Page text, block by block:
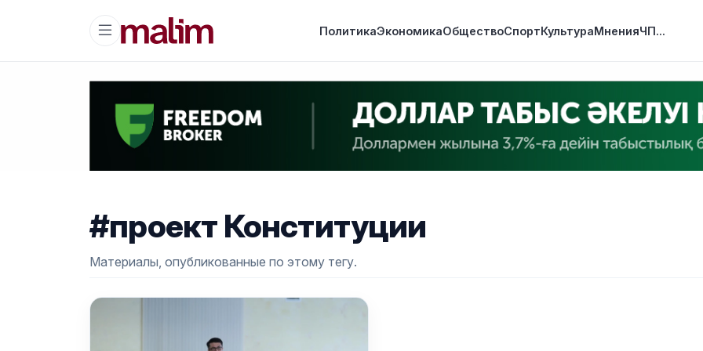
ПолитикаЭкономикаОбществоСпортКультураМненияЧП...
#проект Конституции
Материалы, опубликованные по этому тегу.